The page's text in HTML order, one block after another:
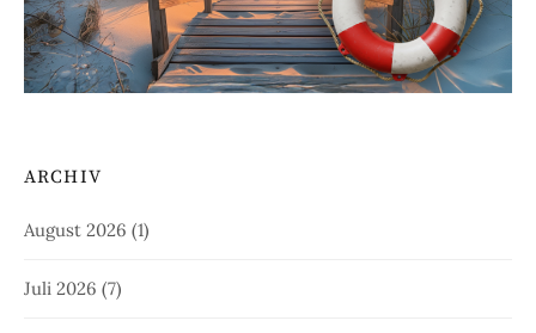
ARCHIV
August 2026 (1)
Juli 2026 (7)